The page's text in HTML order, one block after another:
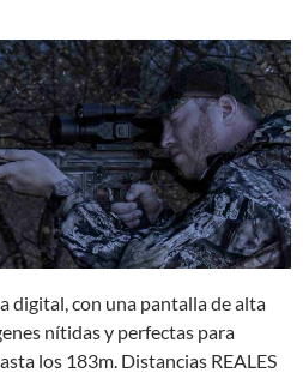
digital, con una pantalla de alta
nítidas y perfectas para
los 183m. Distancias REALES